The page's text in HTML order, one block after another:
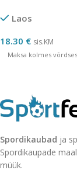
Laos
18.30 € sis.KM
Maksa kolmes
Spordikaubad ja
Spordikaupade
müük.